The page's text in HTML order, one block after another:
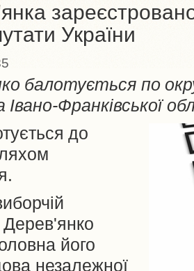
України
балотується по
Івано-Франківської
до
Дерев'янко
його
незалежної